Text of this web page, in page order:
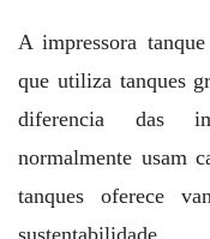
A impressora
que utiliza tanques
diferencia das
normalmente usam
tanques oferece
sustentabilidade.